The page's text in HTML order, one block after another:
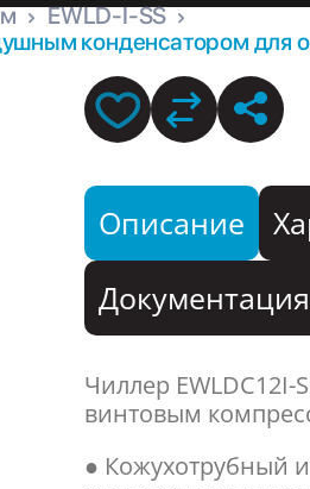
EWLD-I-SS
конденсатором для
Описание
Документация
Чиллер
винтовым
● Кожухотрубный